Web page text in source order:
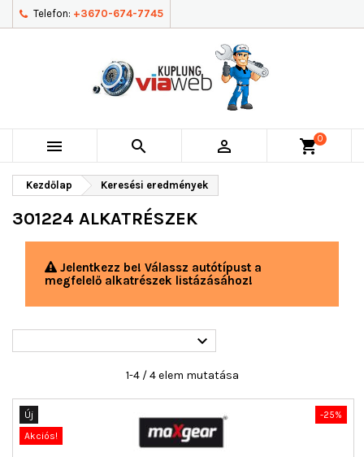
Telefon: +3670-674-7745
   shopping_cart0
Kezdőlap Keresési eredmények
301224 ALKATRÉSZEK
Jelentkezz be! Válassz autótípust a
megfelelő alkatrészek listázásához!

1-4 / 4 elem mutatása
-25%
Új
Akciós!